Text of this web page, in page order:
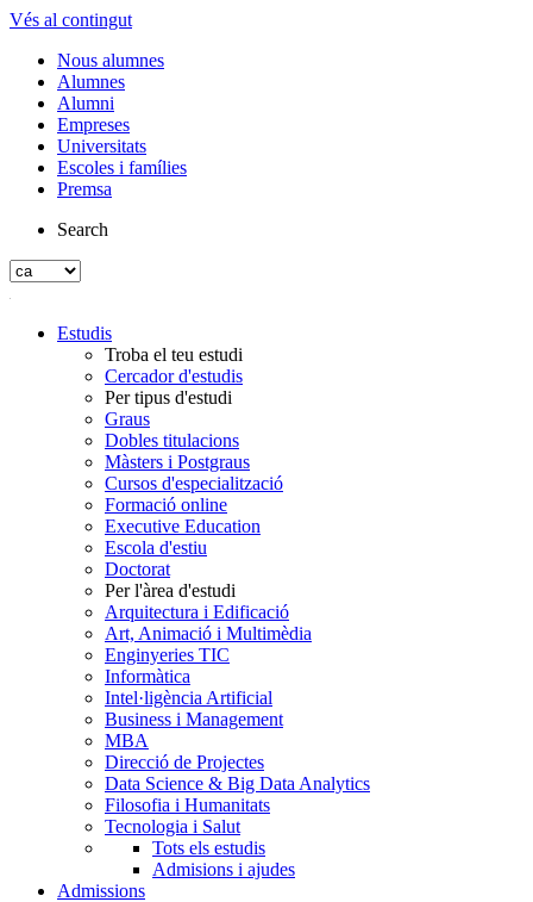
Vés al contingut
Nous alumnes
Alumnes
Alumni
Empreses
Universitats
Escoles i famílies
Premsa
Search
Estudis
Troba el teu estudi
Cercador d'estudis
Per tipus d'estudi
Graus
Dobles titulacions
Màsters i Postgraus
Cursos d'especialització
Formació online
Executive Education
Escola d'estiu
Doctorat
Per l'àrea d'estudi
Arquitectura i Edificació
Art, Animació i Multimèdia
Enginyeries TIC
Informàtica
Intel·ligència Artificial
Business i Management
MBA
Direcció de Projectes
Data Science & Big Data Analytics
Filosofia i Humanitats
Tecnologia i Salut
Tots els estudis
Admisions i ajudes
Admissions